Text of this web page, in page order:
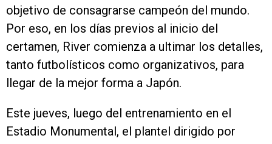
objetivo de consagrarse campeón del mundo.
Por eso, en los días previos al inicio del
certamen, River comienza a ultimar los detalles,
tanto futbolísticos como organizativos, para
llegar de la mejor forma a Japón.
Este jueves, luego del entrenamiento en el
Estadio Monumental, el plantel dirigido por